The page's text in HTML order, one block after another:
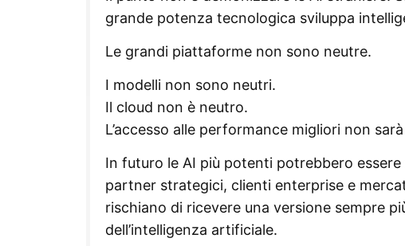
grande potenza tecnologica sviluppa
Le grandi piattaforme non sono neutre.
I modelli non sono neutri.
Il cloud non è neutro.
L’accesso alle performance migliori non
In futuro le AI più potenti potrebbero
partner strategici, clienti enterprise e
rischiano di ricevere una versione sempre
dell’intelligenza artificiale.